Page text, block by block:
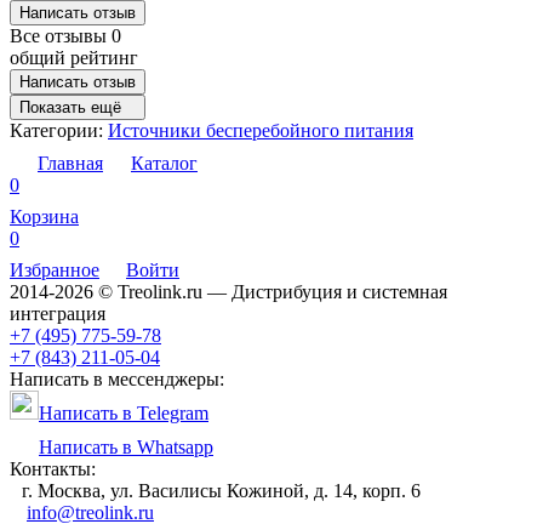
Написать отзыв
Все отзывы 0
общий рейтинг
Написать отзыв
Показать ещё
Категории: Источники бесперебойного питания
Главная
Каталог
0
Корзина
0
Избранное
Войти
2014-2026 © Treolink.ru — Дистрибуция и системная
интеграция
+7 (495) 775-59-78
+7 (843) 211-05-04
Написать в мессенджеры:
Написать в Telegram
Написать в Whatsapp
Контакты:
г. Москва, ул. Василисы Кожиной, д. 14, корп. 6
info@treolink.ru